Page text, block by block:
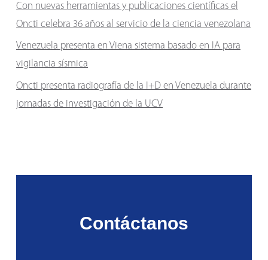
Con nuevas herramientas y publicaciones científicas el
Oncti celebra 36 años al servicio de la ciencia venezolana
Venezuela presenta en Viena sistema basado en IA para
vigilancia sísmica
Oncti presenta radiografía de la I+D en Venezuela durante
jornadas de investigación de la UCV
Contáctanos